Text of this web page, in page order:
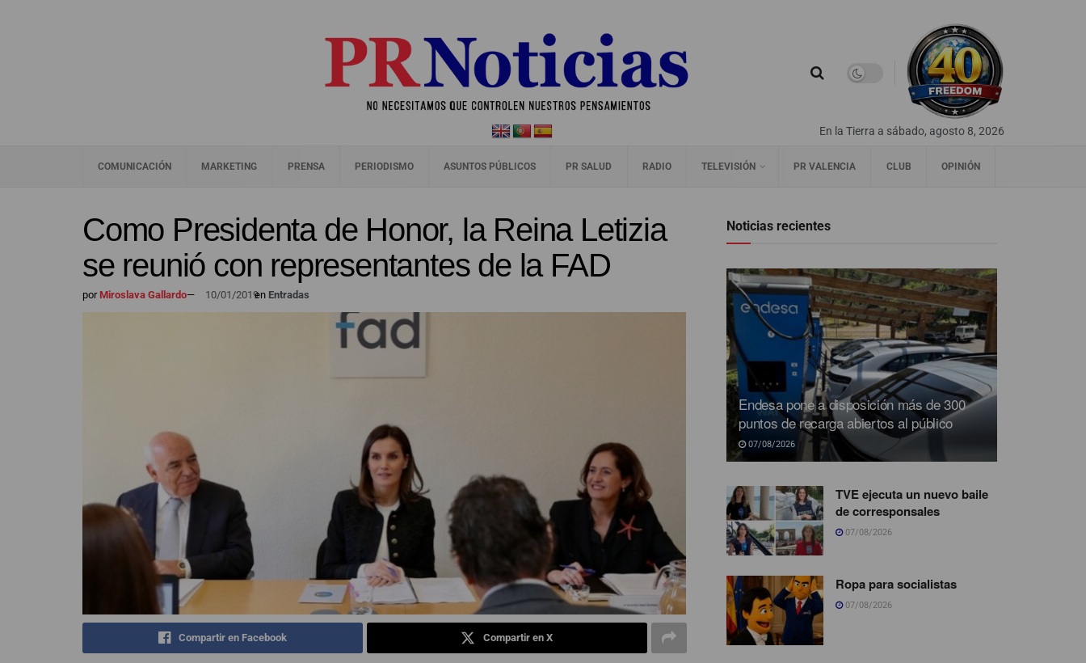
En la Tierra a sábado, agosto 8, 2026
COMUNICACIÓN MARKETING PRENSA PERIODISMO ASUNTOS PÚBLICOS PR SALUD RADIO TELEVISIÓN PR VALENCIA CLUB OPINIÓN
Como Presidenta de Honor, la Reina Letizia
se reunió con representantes de la FAD
porMiroslava Gallardo— 10/01/2019en Entradas
Compartir en Facebook Compartir en X
Noticias recientes
Endesa pone a disposición más de 300
puntos de recarga abiertos al público
07/08/2026
TVE ejecuta un nuevo baile
de corresponsales
07/08/2026
Ropa para socialistas
07/08/2026